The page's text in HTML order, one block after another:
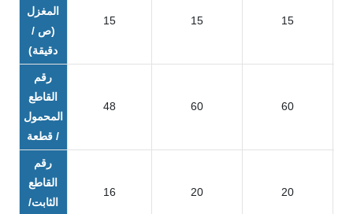
المغزل
(ص /
دقيقة)
15 15 15
رقم
القاطع
المحمول
/ قطعة
48 60 60
رقم
القاطع
الثابت/
16 20 20